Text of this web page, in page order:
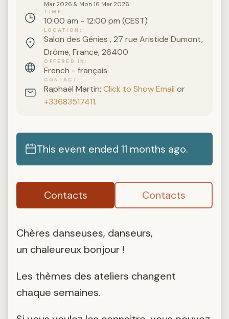
Mar 2026 & Mon 16 Mar 2026.
TIME
10:00 am - 12:00 pm (CEST)
LOCATION
Salon des Génies , 27 rue Aristide Dumont,
Drôme, France, 26400
OFFERED IN
French - français
CONTACT
Raphaël Martin:Click to Show Email or
+33683517411.
This event ended 11 months ago.
Contacts Contacts
Chères danseuses, danseurs,
un chaleureux bonjour !
Les thèmes des ateliers changent
chaque semaines.